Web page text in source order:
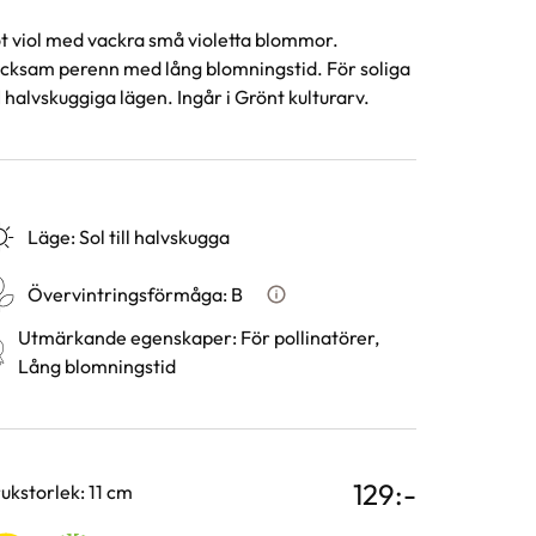
viol med vackra små violetta blommor.
perenn med lång blomningstid. För soliga
lägen. Ingår i Grönt kulturarv.
Läge:Sol till halvskugga
Övervintringsförmåga: B
Vad betyder
Utmärkande egenskaper: För pollinatörer,
Lång blomningstid
11 cm 129:-